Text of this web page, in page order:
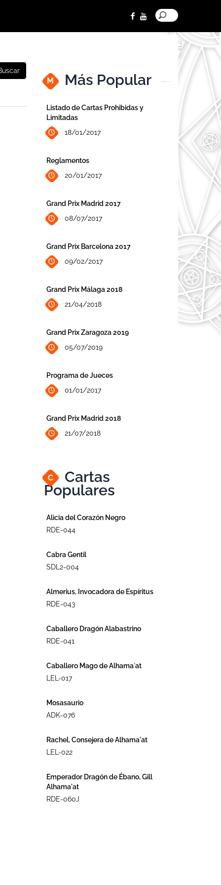
M Más Popular
Listado de Cartas Prohibidas y
Limitadas
18/01/2017
Reglamentos
20/01/2017
Grand Prix Madrid 2017
08/07/2017
Grand Prix Barcelona 2017
09/02/2017
Grand Prix Málaga 2018
21/04/2018
Grand Prix Zaragoza 2019
05/07/2019
Programa de Jueces
01/01/2017
Grand Prix Madrid 2018
21/07/2018
C Cartas
Populares
Alicia del Corazón Negro
RDE-044
Cabra Gentil
SDL2-004
Almerius, Invocadora de Espíritus
RDE-043
Caballero Dragón Alabastrino
RDE-041
Caballero Mago de Alhama´at
LEL-017
Mosasaurio
ADK-076
Rachel, Consejera de Alhama'at
LEL-022
Emperador Dragón de Ébano, Gill
Alhama'at
RDE-060J